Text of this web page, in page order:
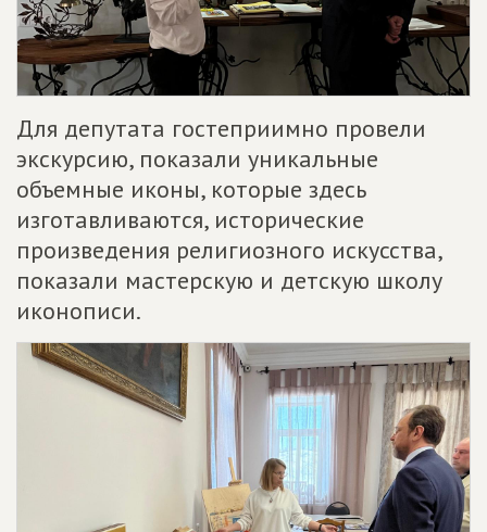
Для депутата гостеприимно провели
экскурсию, показали уникальные
объемные иконы, которые здесь
изготавливаются, исторические
произведения религиозного искусства,
показали мастерскую и детскую школу
иконописи.